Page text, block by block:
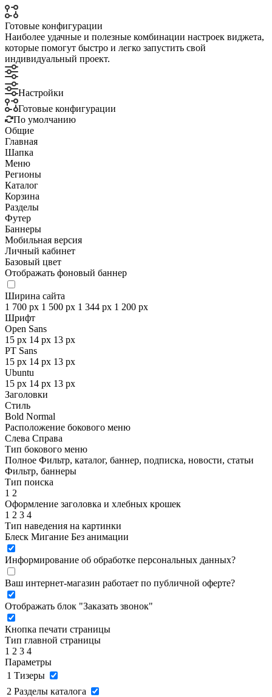
Готовые конфигурации
Наиболее удачные и полезные комбинации настроек виджета,
которые помогут быстро и легко запустить свой
индивидуальный проект.
Настройки
Готовые конфигурации
По умолчанию
Общие
Главная
Шапка
Меню
Регионы
Каталог
Корзина
Разделы
Футер
Баннеры
Мобильная версия
Личный кабинет
Базовый цвет
Отображать фоновый баннер
Ширина сайта
1 700 px 1 500 px 1 344 px 1 200 px
Шрифт
Open Sans
15 px 14 px 13 px
PT Sans
15 px 14 px 13 px
Ubuntu
15 px 14 px 13 px
Заголовки
Стиль
Bold Normal
Расположение бокового меню
Слева Справа
Тип бокового меню
Полное Фильтр, каталог, баннер, подписка, новости, статьи
Фильтр, баннеры
Тип поиска
1 2
Оформление заголовка и хлебных крошек
1 2 3 4
Тип наведения на картинки
Блеск Мигание Без анимации
Информирование об обработке персональных данных?
Ваш интернет-магазин работает по публичной оферте?
Отображать блок "Заказать звонок"
Кнопка печати страницы
Тип главной страницы
1 2 3 4
Параметры
1 Тизеры
2 Разделы каталога